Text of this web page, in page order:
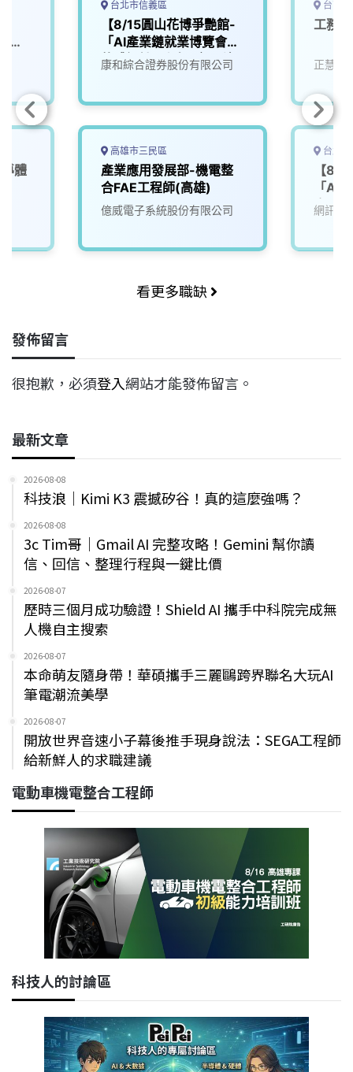
體
台北市信義區
【8/15圓山花博爭艷館-
「AI產業鏈就業博覽會」
軟體設計工程師(應用科)
康和綜合證券股份有限公司
高雄市三民區
產業應用發展部-機電整
合FAE工程師(高雄)
億威電子系統股份有限公司
台南
工務 (
正慧食
台北
【8/
「AI
會」
網訊電
看更多職缺
發佈留言
很抱歉，必須登入網站才能發佈留言。
最新文章
2026-08-08
科技浪｜Kimi K3 震撼矽谷！真的這麼強嗎？
2026-08-08
3c Tim哥｜Gmail AI 完整攻略！Gemini 幫你讀
信、回信、整理行程與一鍵比價
2026-08-07
歷時三個月成功驗證！Shield AI 攜手中科院完成無
人機自主搜索
2026-08-07
本命萌友隨身帶！華碩攜手三麗鷗跨界聯名大玩AI
筆電潮流美學
2026-08-07
開放世界音速小子幕後推手現身說法：SEGA工程師
給新鮮人的求職建議
電動車機電整合工程師
科技人的討論區